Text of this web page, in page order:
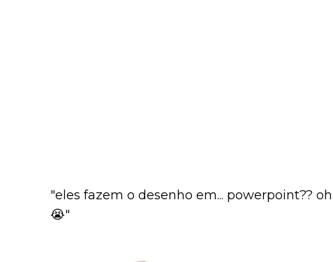
"eles fazem o desenho em... powerpoint??
😭"